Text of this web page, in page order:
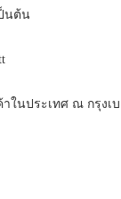
นต้น
ในประเทศ ณ กรุงเ